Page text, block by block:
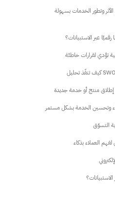
وتطور الخدمات بسهولة
عبر الاستبيانات؟
وتحسين الخدمة بشكل مستمر
العملاء بذكاء